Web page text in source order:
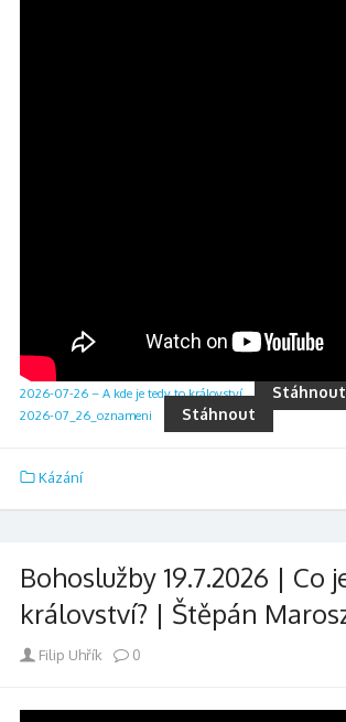
2026-07-26 – A kde je tedy to království Stáhnout
2026-07_26_oznameni Stáhnout
Kázání
Bohoslužby 19.7.2026 | Co
království? | Štěpán
Author
Filip Uhřík 0